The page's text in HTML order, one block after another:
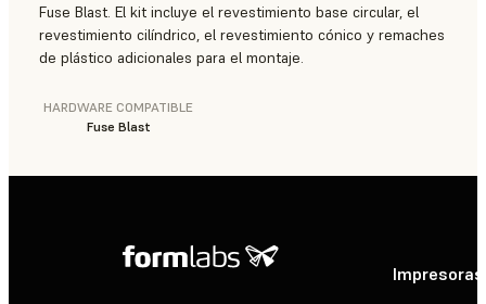
Fuse Blast. El kit incluye el revestimiento base circular, el
revestimiento cilíndrico, el revestimiento cónico y remaches
de plástico adicionales para el montaje.
HARDWARE COMPATIBLE
Fuse Blast
Impresoras